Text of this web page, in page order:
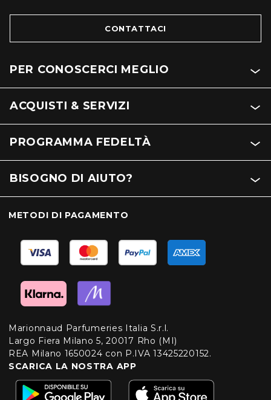
CONTATTACI
PER CONOSCERCI MEGLIO
ACQUISTI & SERVIZI
PROGRAMMA FEDELTÀ
BISOGNO DI AIUTO?
METODI DI PAGAMENTO
Marionnaud Parfumeries Italia S.r.l.
Largo Fiera Milano 5, 20017 Rho (MI)
REA Milano 1650024 con P.IVA 13425220152.
SCARICA LA NOSTRA APP